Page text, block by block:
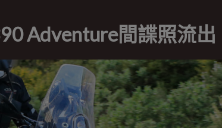
Adventure間諜照流出